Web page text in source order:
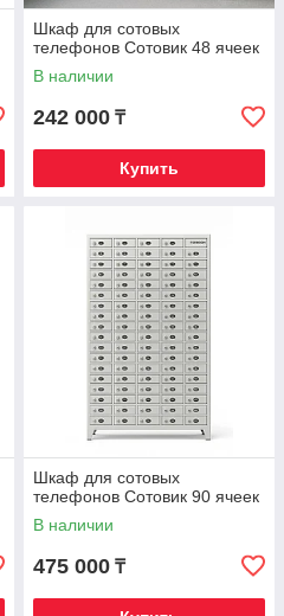
Шкаф для сотовых
телефонов Сотовик 48 ячеек
В наличии
242 000 ₸
Купить
Шкаф для сотовых
телефонов Сотовик 90 ячеек
В наличии
475 000 ₸